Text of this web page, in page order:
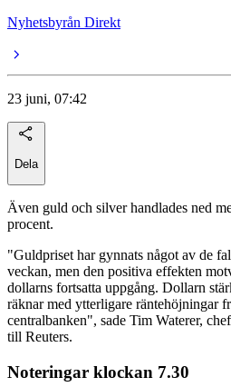
Nyhetsbyrån Direkt
23 juni, 07:42
Dela
Även guld och silver handlades ned
procent.
"Guldpriset har gynnats något av de
veckan, men den positiva effekten
dollarns fortsatta uppgång. Dollarn
räknar med ytterligare räntehöjningar
centralbanken", sade Tim Waterer,
till Reuters.
Noteringar klockan 7.30